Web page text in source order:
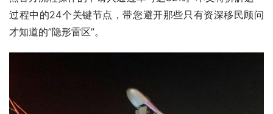
过程中的24个关键节点，带您避开那些只有资深移民顾问
才知道的”隐形雷区”。